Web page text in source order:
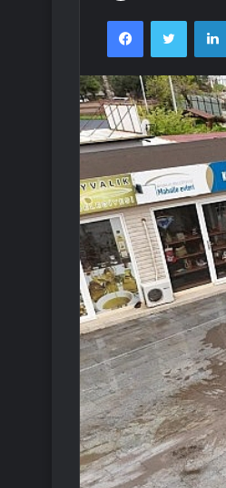
FacebookTwitter